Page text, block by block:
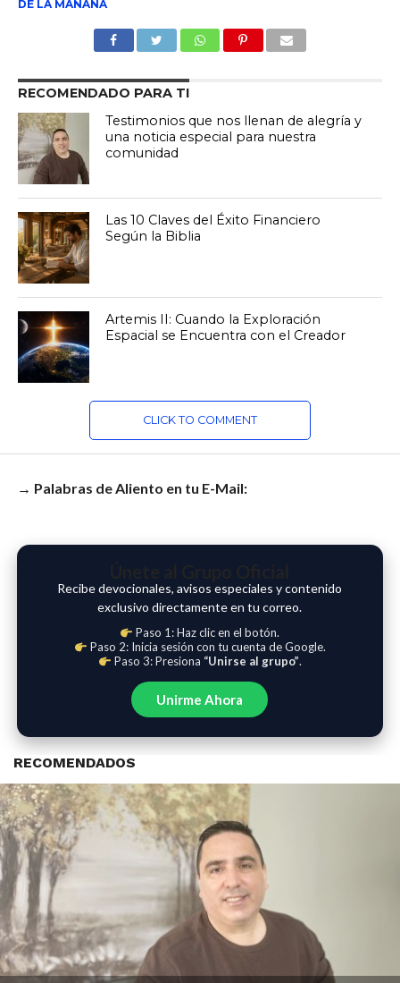
DE LA MAÑANA
RECOMENDADO PARA TI
Testimonios que nos llenan de alegría y
una noticia especial para nuestra
comunidad
Las 10 Claves del Éxito Financiero
Según la Biblia
Artemis II: Cuando la Exploración
Espacial se Encuentra con el Creador
CLICK TO COMMENT
→ Palabras de Aliento en tu E-Mail:
Recibe devocionales, avisos especiales y contenido
exclusivo directamente en tu correo.
Paso 1: Haz clic en el botón.
Paso 2: Inicia sesión con tu cuenta de Google.
Paso 3: Presiona “Unirse al grupo”.
Unirme Ahora
RECOMENDADOS